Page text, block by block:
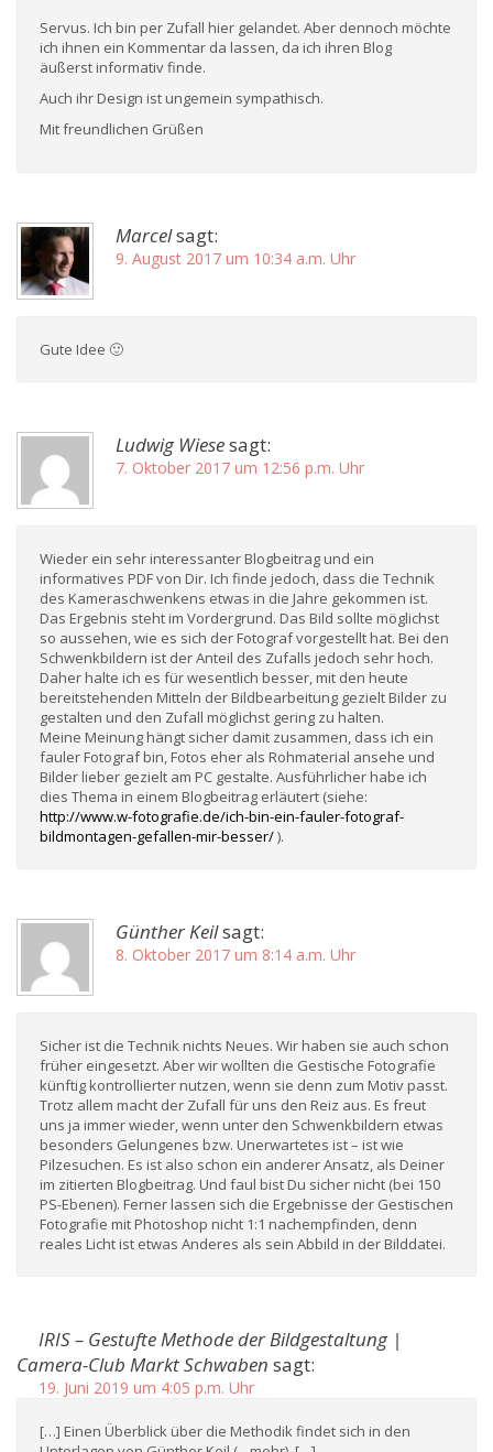
Servus. Ich bin per Zufall hier gelandet. Aber dennoch möchte
ich ihnen ein Kommentar da lassen, da ich ihren Blog
äußerst informativ finde.
Auch ihr Design ist ungemein sympathisch.
Mit freundlichen Grüßen
Marcelsagt:
9. August 2017 um 10:34 a.m. Uhr
Gute Idee 🙂
Ludwig Wiesesagt:
7. Oktober 2017 um 12:56 p.m. Uhr
Wieder ein sehr interessanter Blogbeitrag und ein
informatives PDF von Dir. Ich finde jedoch, dass die Technik
des Kameraschwenkens etwas in die Jahre gekommen ist.
Das Ergebnis steht im Vordergrund. Das Bild sollte möglichst
so aussehen, wie es sich der Fotograf vorgestellt hat. Bei den
Schwenkbildern ist der Anteil des Zufalls jedoch sehr hoch.
Daher halte ich es für wesentlich besser, mit den heute
bereitstehenden Mitteln der Bildbearbeitung gezielt Bilder zu
gestalten und den Zufall möglichst gering zu halten.
Meine Meinung hängt sicher damit zusammen, dass ich ein
fauler Fotograf bin, Fotos eher als Rohmaterial ansehe und
Bilder lieber gezielt am PC gestalte. Ausführlicher habe ich
dies Thema in einem Blogbeitrag erläutert (siehe:
http://www.w-fotografie.de/ich-bin-ein-fauler-fotograf-
bildmontagen-gefallen-mir-besser/).
Günther Keilsagt:
8. Oktober 2017 um 8:14 a.m. Uhr
Sicher ist die Technik nichts Neues. Wir haben sie auch schon
früher eingesetzt. Aber wir wollten die Gestische Fotografie
künftig kontrollierter nutzen, wenn sie denn zum Motiv passt.
Trotz allem macht der Zufall für uns den Reiz aus. Es freut
uns ja immer wieder, wenn unter den Schwenkbildern etwas
besonders Gelungenes bzw. Unerwartetes ist – ist wie
Pilzesuchen. Es ist also schon ein anderer Ansatz, als Deiner
im zitierten Blogbeitrag. Und faul bist Du sicher nicht (bei 150
PS-Ebenen). Ferner lassen sich die Ergebnisse der Gestischen
Fotografie mit Photoshop nicht 1:1 nachempfinden, denn
reales Licht ist etwas Anderes als sein Abbild in der Bilddatei.
IRIS – Gestufte Methode der Bildgestaltung |
Camera-Club Markt Schwaben sagt:
19. Juni 2019 um 4:05 p.m. Uhr
[…] Einen Überblick über die Methodik findet sich in den